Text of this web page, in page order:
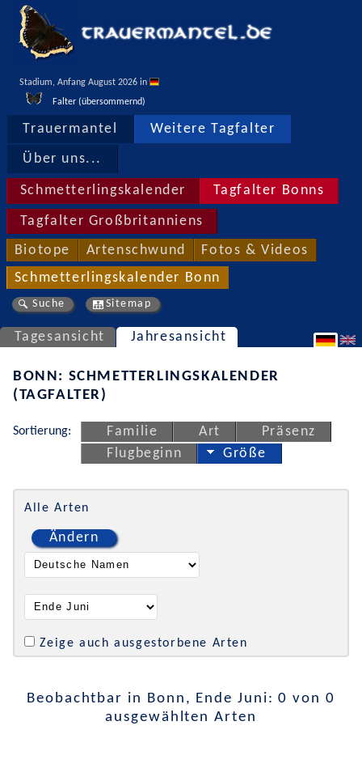
Stadium, Anfang August 2026 in
Falter (übersommernd)
Trauermantel Weitere Tagfalter
Über uns...
Schmetterlingskalender Tagfalter Bonns
Tagfalter Großbritanniens
Biotope Artenschwund Fotos & Videos
Schmetterlingskalender Bonn
Suche Sitemap
Tagesansicht Jahresansicht
BONN: SCHMETTERLINGSKALENDER
(TAGFALTER)
Sortierung: Familie Art
Präsenz
Flugbeginn
Größe
Alle Arten
Ändern
Zeige auch ausgestorbene Arten
Beobachtbar in Bonn, Ende Juni: 0 von 0
ausgewählten Arten